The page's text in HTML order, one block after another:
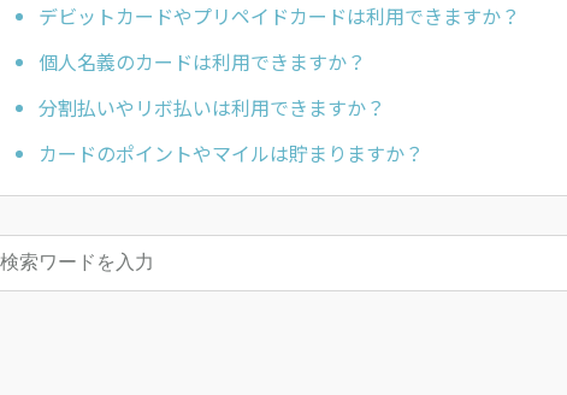
デビットカードやプリペイドカードは利用できますか？
個人名義のカードは利用できますか？
分割払いやリボ払いは利用できますか？
カードのポイントやマイルは貯まりますか？